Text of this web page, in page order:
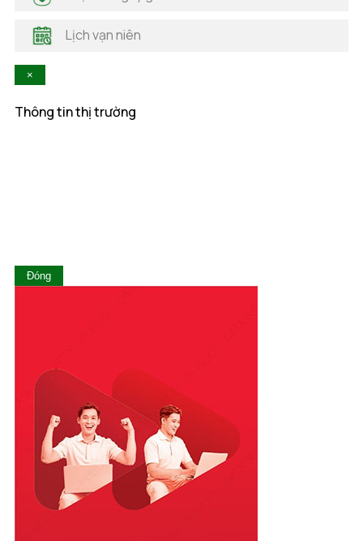
Hòa Bình
Lai Châu
Quảng Ngãi
Quảng Ninh
Quảng Trị
Sóc Trăng
Sơn La
Tây Ninh
Thái Bình
Thái Nguyên
Lịch vạn niên
×
Thông tin thị trường
Đóng